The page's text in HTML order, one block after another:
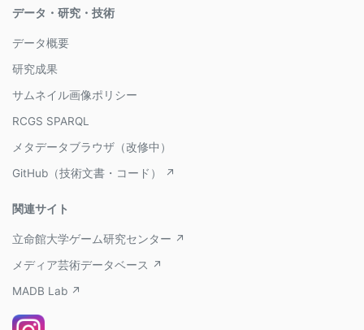
データ・研究・技術
データ概要
研究成果
サムネイル画像ポリシー
RCGS SPARQL
メタデータブラウザ（改修中）
GitHub（技術文書・コード） ↗
関連サイト
立命館大学ゲーム研究センター ↗
メディア芸術データベース ↗
MADB Lab ↗